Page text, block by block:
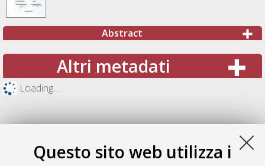
Questo sito web utilizza i
Abstract
Altri metadati
Loading...